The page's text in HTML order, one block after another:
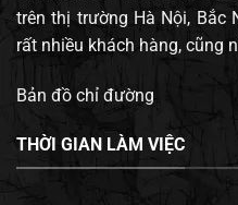
trên thị trường Hà Nội, Bắc
rất nhiều khách hàng, cũng
Bản đồ chỉ đường
THỜI GIAN LÀM VIỆC